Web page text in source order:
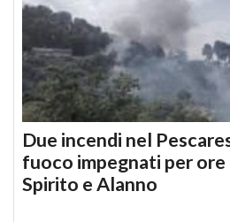
Due incendi nel
fuoco impegnati per
Spirito e Alanno